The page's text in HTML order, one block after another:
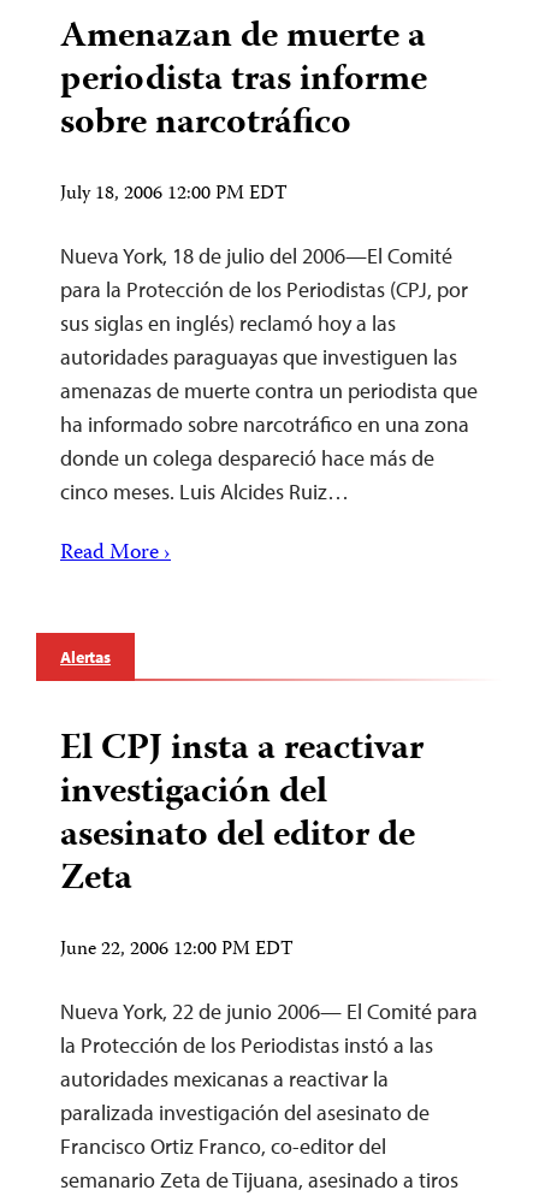
Amenazan de muerte a
periodista tras informe
sobre narcotráfico
July 18, 2006 12:00 PM EDT
Nueva York, 18 de julio del 2006—El Comité
para la Protección de los Periodistas (CPJ, por
sus siglas en inglés) reclamó hoy a las
autoridades paraguayas que investiguen las
amenazas de muerte contra un periodista que
ha informado sobre narcotráfico en una zona
donde un colega despareció hace más de
cinco meses. Luis Alcides Ruiz…
Read More ›
Alertas
El CPJ insta a reactivar
investigación del
asesinato del editor de
Zeta
June 22, 2006 12:00 PM EDT
Nueva York, 22 de junio 2006— El Comité para
la Protección de los Periodistas instó a las
autoridades mexicanas a reactivar la
paralizada investigación del asesinato de
Francisco Ortiz Franco, co-editor del
semanario Zeta de Tijuana, asesinado a tiros